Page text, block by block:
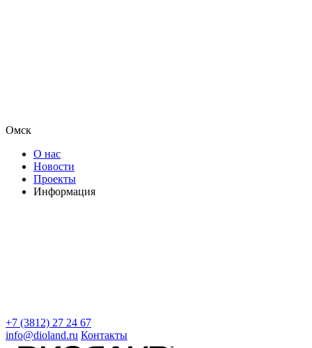
Омск
О нас
Новости
Проекты
Информация
+7 (3812) 27 24 67
info@dioland.ru Контакты